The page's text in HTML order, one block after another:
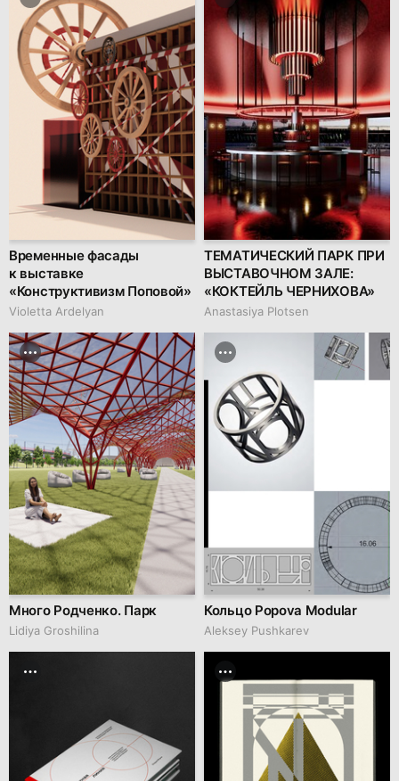
Временные фасады
к выставке
«Конструктивизм Поповой»
Violetta Ardelyan
ТЕМАТИЧЕСКИЙ ПАРК ПРИ
ВЫСТАВОЧНОМ ЗАЛЕ:
«КОКТЕЙЛЬ ЧЕРНИХОВА»
Anastasiya Plotsen
Много Родченко. Парк
Lidiya Groshilina
Кольцо Popova Modular
Aleksey Pushkarev